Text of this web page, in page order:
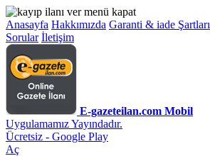
Anasayfa Hakkımızda Garanti & iade Şartları
Sorular İletişim
E-gazeteilan.com Mobil
Uygulamamız Yayındadır.
Ücretsiz - Google Play
Aç